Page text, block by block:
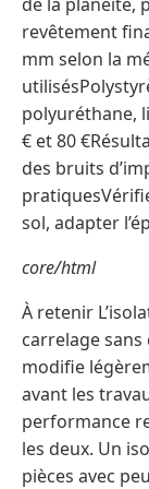
revêtement
mm selon la
polyuréthane,
€ et 80
des bruits
sol, adapter
core/html
À retenir
carrelage sans
modifie
avant les
performance
les deux. Un
pièces avec